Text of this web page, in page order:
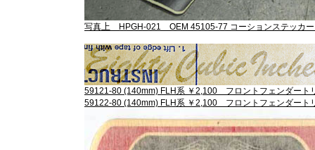
写真上 HPGH-021 OEM 45105-77 コーションステッカ
59121-80 (140mm) FLH系 ￥2,100 フロントフェンダート
59122-80 (140mm) FLH系 ￥2,100 フロントフェンダート